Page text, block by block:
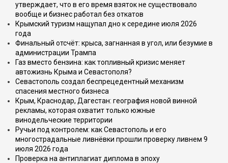
утверждает, что в его время взяток не существовало
вообще и бизнес работал без откатов
Крымский туризм нащупал дно к середине июля 2026
года
Финальный отсчёт: крыса, загнанная в угол, или безумие в
администрации Трампа
Газ вместо бензина: как топливный кризис меняет
автожизнь Крыма и Севастополя?
Севастополь создал беспрецедентный механизм
спасения местного бизнеса
Крым, Краснодар, Дагестан: география новой винной
рекламы, которая охватит только южные
винодельческие территории
Ручьи под контролем: как Севастополь и его
многострадальные ливнёвки прошли проверку ливнем 9
июля 2026 года
Проверка на антиплагиат диплома в эпоху